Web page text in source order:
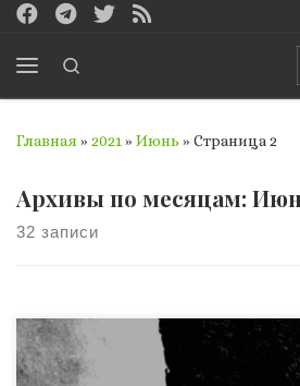
Перейти к содержимому
Главная » 2021 » Июнь » Страница 2
Архивы по месяцам:
32 записи
Впервые проблема Осевого